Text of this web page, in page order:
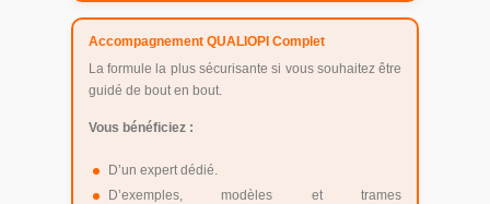
Accompagnement QUALIOPI Complet
La formule la plus sécurisante si vous souhaitez être
guidé de bout en bout.
Vous bénéficiez :
D’un expert dédié.
D’exemples, modèles et trames